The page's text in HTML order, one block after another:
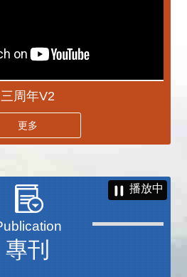
三周年V2
更多
專刊
播放中